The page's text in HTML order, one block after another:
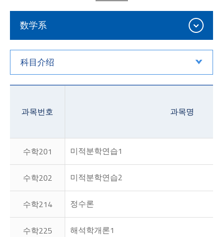
数学系
科目介绍
과목번호 과목명
수학201 미적분학연습1
수학202 미적분학연습2
수학214 정수론
수학225 해석학개론1